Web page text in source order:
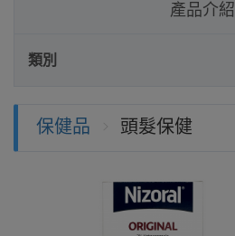
產品介紹
類別
保健品 頭髮保健